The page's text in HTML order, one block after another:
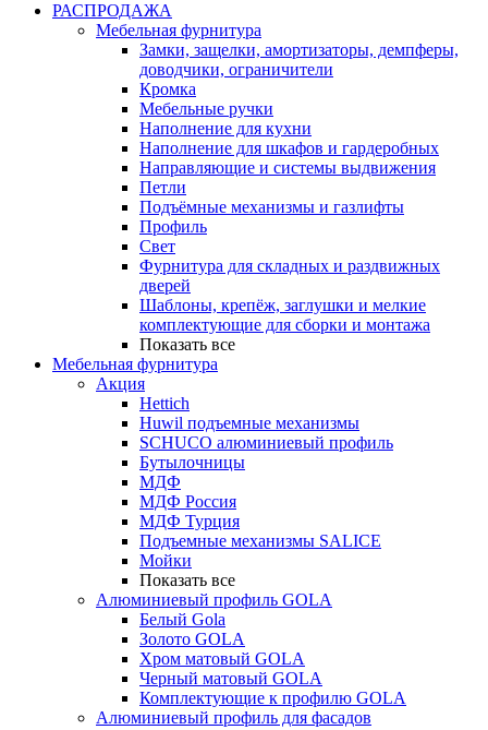
РАСПРОДАЖА
Мебельная фурнитура
Замки, защелки, амортизаторы, демпферы,
доводчики, ограничители
Кромка
Мебельные ручки
Наполнение для кухни
Наполнение для шкафов и гардеробных
Направляющие и системы выдвижения
Петли
Подъёмные механизмы и газлифты
Профиль
Свет
Фурнитура для складных и раздвижных
дверей
Шаблоны, крепёж, заглушки и мелкие
комплектующие для сборки и монтажа
Показать все
Мебельная фурнитура
Акция
Hettich
Huwil подъемные механизмы
SCHUCO алюминиевый профиль
Бутылочницы
МДФ
МДФ Россия
МДФ Турция
Подъемные механизмы SALICE
Мойки
Показать все
Алюминиевый профиль GOLA
Белый Gola
Золото GOLA
Хром матовый GOLA
Черный матовый GOLA
Комплектующие к профилю GOLA
Алюминиевый профиль для фасадов